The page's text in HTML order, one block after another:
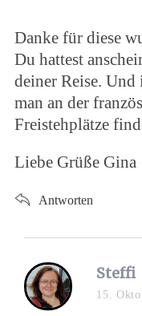
Danke für diese
Du hattest
deiner Reise. Und
man an der
Freistehplätze
Liebe Grüße Gina
Antworten
Steffi
15.